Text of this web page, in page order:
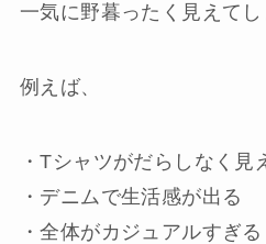
一気に野暮ったく見えてし
例えば、
・Tシャツがだらしなく見
・デニムで生活感が出る
・全体がカジュアルすぎる